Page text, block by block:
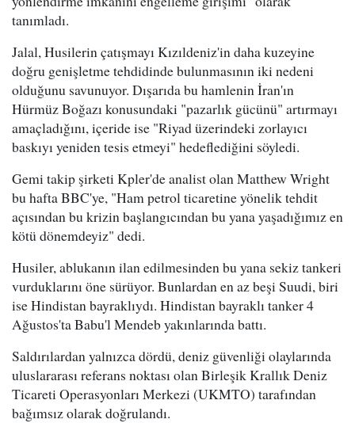
tanımladı.
Jalal, Husilerin çatışmayı Kızıldeniz'in daha kuzeyine
doğru genişletme tehdidinde bulunmasının iki nedeni
olduğunu savunuyor. Dışarıda bu hamlenin İran'ın
Hürmüz Boğazı konusundaki "pazarlık gücünü" artırmayı
amaçladığını, içeride ise "Riyad üzerindeki zorlayıcı
baskıyı yeniden tesis etmeyi" hedeflediğini söyledi.
Gemi takip şirketi Kpler'de analist olan Matthew Wright
bu hafta BBC'ye, "Ham petrol ticaretine yönelik tehdit
açısından bu krizin başlangıcından bu yana yaşadığımız en
kötü dönemdeyiz" dedi.
Husiler, ablukanın ilan edilmesinden bu yana sekiz tankeri
vurduklarını öne sürüyor. Bunlardan en az beşi Suudi, biri
ise Hindistan bayraklıydı. Hindistan bayraklı tanker 4
Ağustos'ta Babu'l Mendeb yakınlarında battı.
Saldırılardan yalnızca dördü, deniz güvenliği olaylarında
uluslararası referans noktası olan Birleşik Krallık Deniz
Ticareti Operasyonları Merkezi (UKMTO) tarafından
bağımsız olarak doğrulandı.